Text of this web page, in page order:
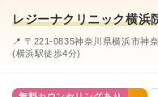
なかやま皮膚科
レジーナクリニック横浜
📍 〒221-0835神奈川県横浜市神
(横浜駅徒歩4分)